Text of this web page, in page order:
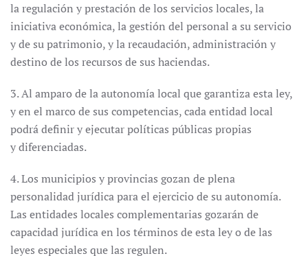
la regulación y prestación de los servicios locales, la
iniciativa económica, la gestión del personal a su servicio
y de su patrimonio, y la recaudación, administración y
destino de los recursos de sus haciendas.
3. Al amparo de la autonomía local que garantiza esta ley,
y en el marco de sus competencias, cada entidad local
podrá definir y ejecutar políticas públicas propias
y diferenciadas.
4. Los municipios y provincias gozan de plena
personalidad jurídica para el ejercicio de su autonomía.
Las entidades locales complementarias gozarán de
capacidad jurídica en los términos de esta ley o de las
leyes especiales que las regulen.